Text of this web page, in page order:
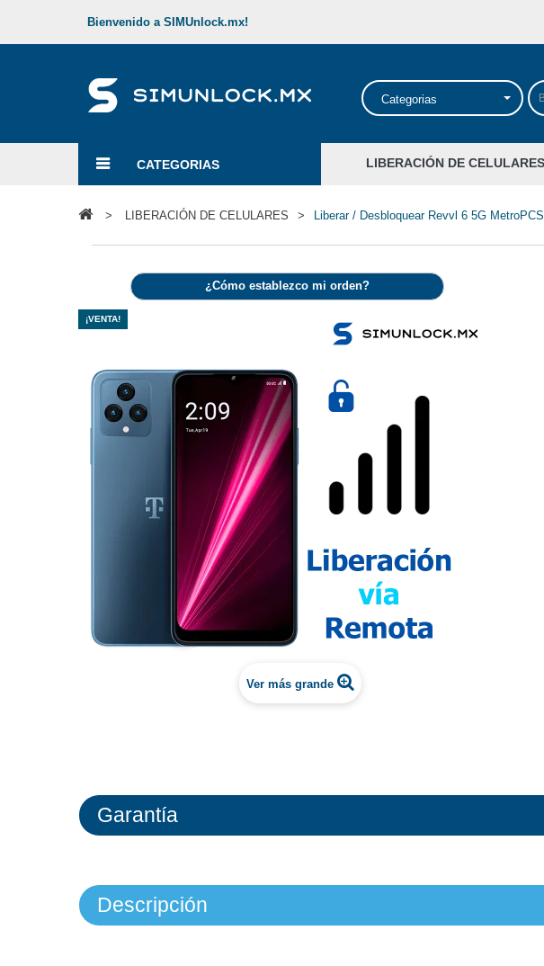
Bienvenido a SIMUnlock.mx!
Categorias
CATEGORIAS LIBERACIÓN DE CELULARES
> LIBERACIÓN DE CELULARES > Liberar / Desbloquear Revvl 6 5G
¿Cómo establezco mi orden?
¡VENTA!
Ver más grande
Garantía
Descripción